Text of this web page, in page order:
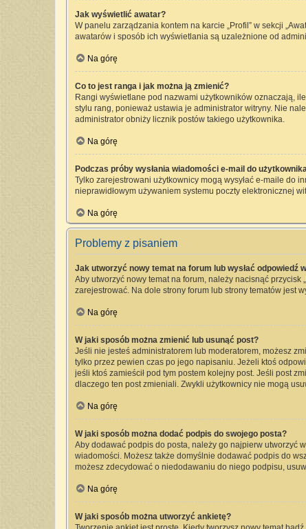
Jak wyświetlić awatar?
W panelu zarządzania kontem na karcie „Profil” w sekcji
awatarów i sposób ich wyświetlania są uzależnione od
Na górę
Co to jest ranga i jak można ją zmienić?
Rangi wyświetlane pod nazwami użytkowników oznaczają,
stylu rang, ponieważ ustawia je administrator witryny. Nie
administrator obniży licznik postów takiego użytkownika.
Na górę
Podczas próby wysłania wiadomości e-mail do
Tylko zarejestrowani użytkownicy mogą wysyłać e-maile do
nieprawidłowym używaniem systemu poczty elektronicznej
Na górę
Problemy z pisaniem
Jak utworzyć nowy temat na forum lub wysłać odpowiedź
Aby utworzyć nowy temat na forum, należy nacisnąć
zarejestrować. Na dole strony forum lub strony tematów jest
Na górę
W jaki sposób można zmienić lub usunąć post?
Jeśli nie jesteś administratorem lub moderatorem, możesz
tylko przez pewien czas po jego napisaniu. Jeżeli ktoś
jeśli ktoś zamieścił pod tym postem kolejny post. Jeśli post
dlaczego ten post zmieniali. Zwykli użytkownicy nie mogą
Na górę
W jaki sposób można dodać podpis do swojego posta?
Aby dodawać podpis do posta, należy go najpierw utworzyć
wiadomości. Możesz także domyślnie dodawać podpis do
możesz zdecydować o niedodawaniu do niego podpisu,
Na górę
W jaki sposób można utworzyć ankietę?